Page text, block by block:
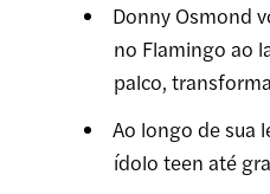
Donny Osmond
no Flamingo ao
palco,
Ao longo de sua
ídolo teen até